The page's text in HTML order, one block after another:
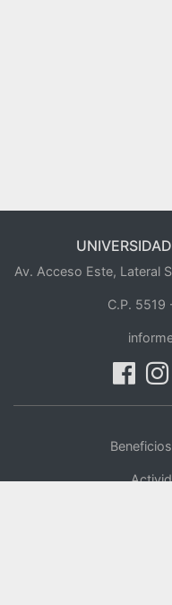
Av. Acceso Este, Lateral
C.P. 5519